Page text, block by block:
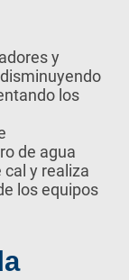
y
los
de agua
y realiza
los equipos